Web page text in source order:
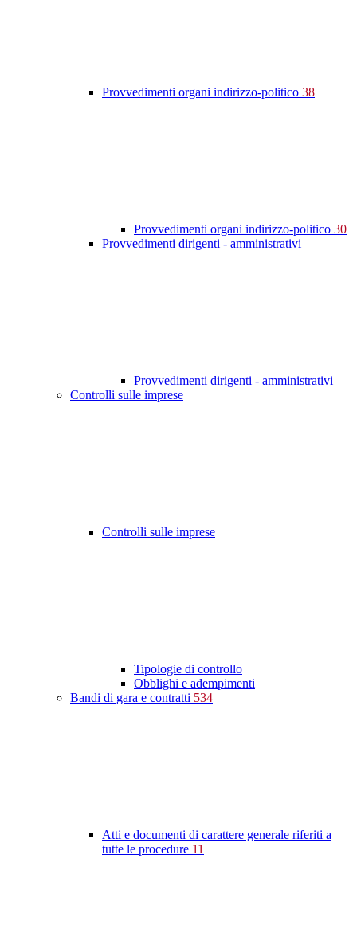
Provvedimenti organi indirizzo-politico 38
Provvedimenti organi indirizzo-politico 30
Provvedimenti dirigenti - amministrativi
Provvedimenti dirigenti - amministrativi
Controlli sulle imprese
Controlli sulle imprese
Tipologie di controllo
Obblighi e adempimenti
Bandi di gara e contratti 534
Atti e documenti di carattere generale riferiti a
tutte le procedure 11